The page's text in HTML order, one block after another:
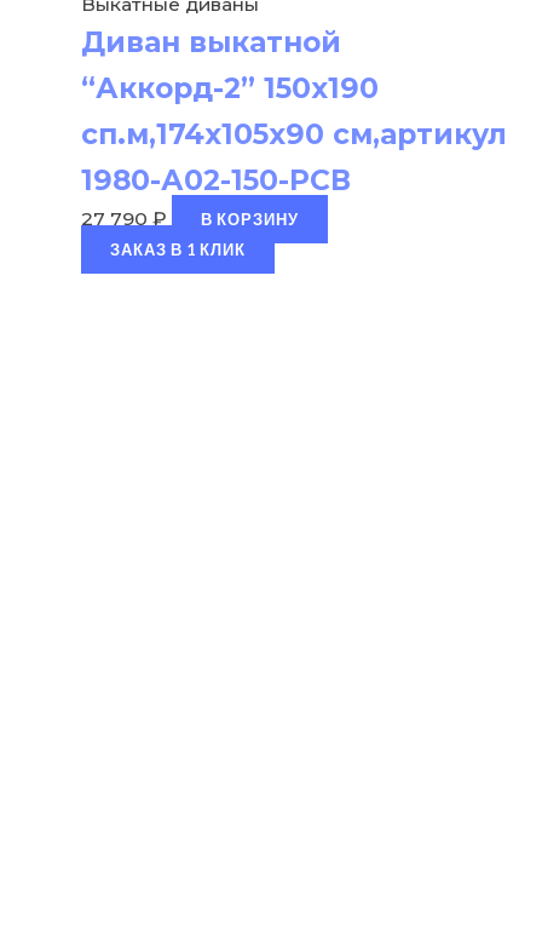
Диван выкатной
“Аккорд-2” 150х190
сп.м,174х105х90 см,артикул
1980-А02-150-РСВ
27 790 ₽
В КОРЗИНУ
ЗАКАЗ В 1 КЛИК